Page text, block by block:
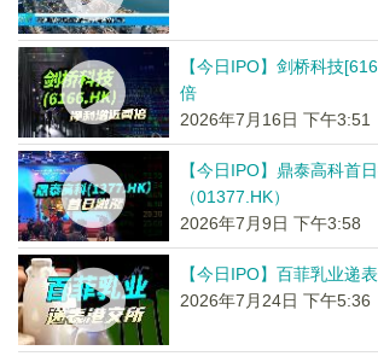
【今日IPO】剑桥科技
倍
2026年7月16日 下午3:51
【今日IPO】鼎泰高科首
（01377.HK）
2026年7月9日 下午3:58
【今日IPO】百菲乳业递
2026年7月24日 下午5:36